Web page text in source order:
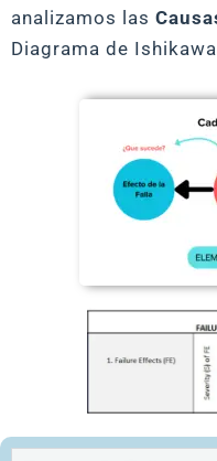
analizamos las
Diagrama de